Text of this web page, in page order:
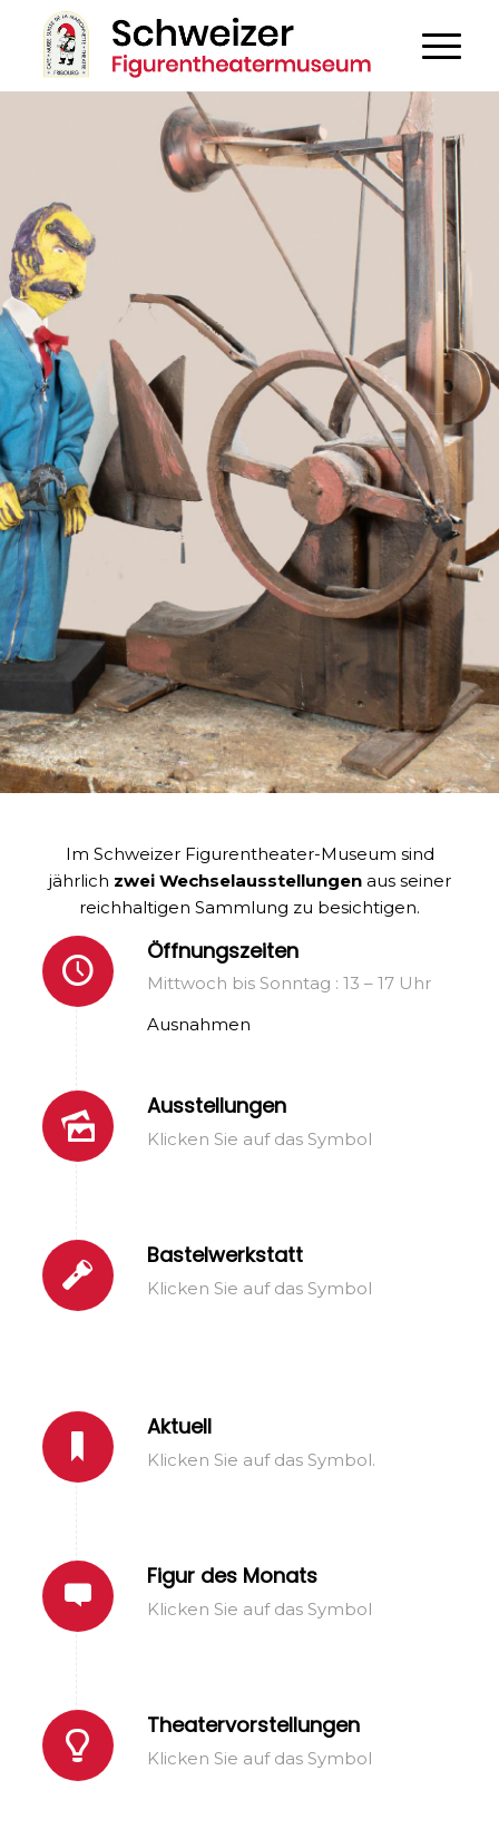
Im Schweizer Figurentheater-Museum sind
jährlich zwei Wechselausstellungen aus seiner
reichhaltigen Sammlung zu besichtigen.
Öffnungszeiten
Mittwoch bis Sonntag : 13 – 17 Uhr
Ausnahmen
Ausstellungen
Klicken Sie auf das Symbol
Bastelwerkstatt
Klicken Sie auf das Symbol
Aktuell
Klicken Sie auf das Symbol.
Figur des Monats
Klicken Sie auf das Symbol
Theatervorstellungen
Klicken Sie auf das Symbol